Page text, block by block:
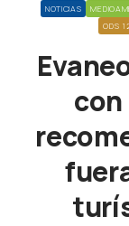
NOTICIAS
ODS
con